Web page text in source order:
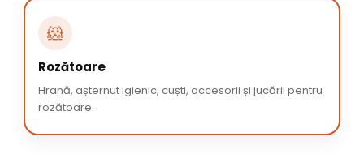
🐹
Rozătoare
Hrană, așternut igienic, cuști, accesorii și jucării pentru
rozătoare.